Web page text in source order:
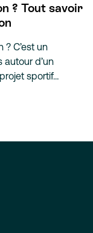
? Tout savoir
C’est un
d’un
sportif…